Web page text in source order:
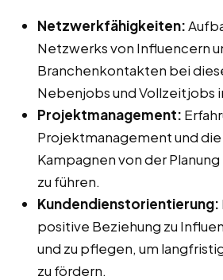
Netzwerkfähigkeiten:
Netzwerks von Influencern
Branchenkontakten bei
Nebenjobs und Vollzeitjobs
Projektmanagement:
Projektmanagement und
Kampagnen von der
zu führen.
Kundendienstorientierung:
positive Beziehung zu
und zu pflegen, um
zu fördern.